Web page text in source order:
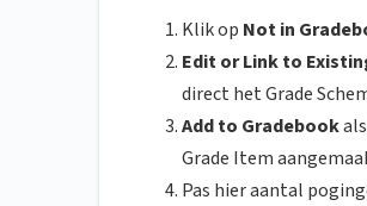
Klik op Not in
Edit or Link to
direct het Grade
Add to Gradebook
Grade Item
Pas hier aantal